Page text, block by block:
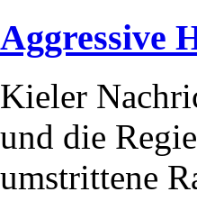
Aggressive
Kieler
und die
umstrittene